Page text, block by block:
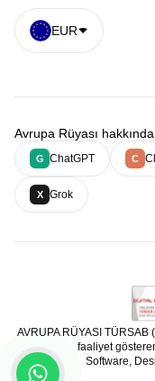
EUR
Avrupa Rüyası
G ChatGPT C
X Grok
AVRUPA RÜYASI
faaliyet
Software,